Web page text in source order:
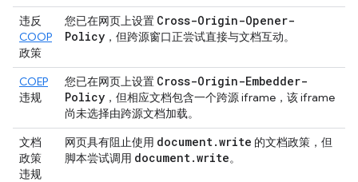
违反
COOP
政策
您已在网页上设置 Cross-Origin-Opener-
Policy ，但跨源窗口正尝试直接与文档互动。
COEP
违规
您已在网页上设置 Cross-Origin-Embedder-
Policy ，但相应文档包含一个跨源 iframe，该 iframe
尚未选择由跨源文档加载。
文档
政策
违规
网页具有阻止使用 document .write 的文档政策，但
脚本尝试调用 document .write。